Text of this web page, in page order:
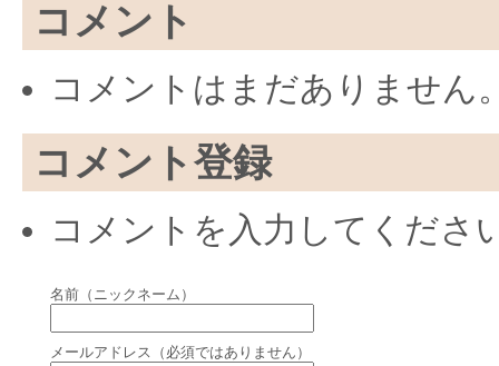
コメント
コメントはまだありません
コメント登録
コメントを入力してくださ
名前（ニックネーム）
メールアドレス（必須ではありません）